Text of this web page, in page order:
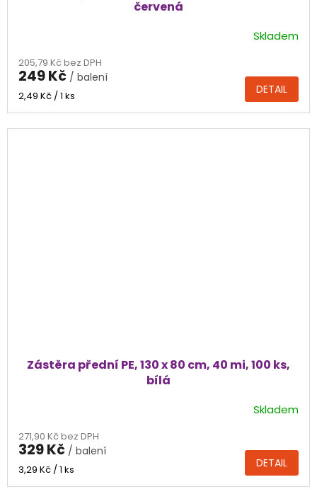
červená
Skladem
205,79 Kč bez DPH
249 Kč / balení
Měrná
2,49 Kč / 1 ks DETAIL
Zástěra přední PE, 130 x 80 cm, 40 mi, 100 ks,
bílá
Skladem
271,90 Kč bez DPH
329 Kč / balení
Měrná
3,29 Kč / 1 ks DETAIL